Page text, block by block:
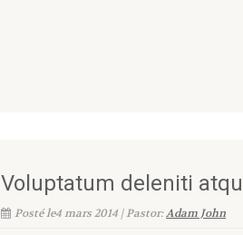
Voluptatum deleniti
Posté le4 mars 2014 | Pastor:Adam John